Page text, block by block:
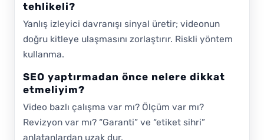
tehlikeli?
Yanlış izleyici davranışı sinyal üretir; videonun
doğru kitleye ulaşmasını zorlaştırır. Riskli yöntem
kullanma.
SEO yaptırmadan önce nelere dikkat
etmeliyim?
Video bazlı çalışma var mı? Ölçüm var mı?
Revizyon var mı? “Garanti” ve “etiket sihri”
anlatanlardan uzak dur.